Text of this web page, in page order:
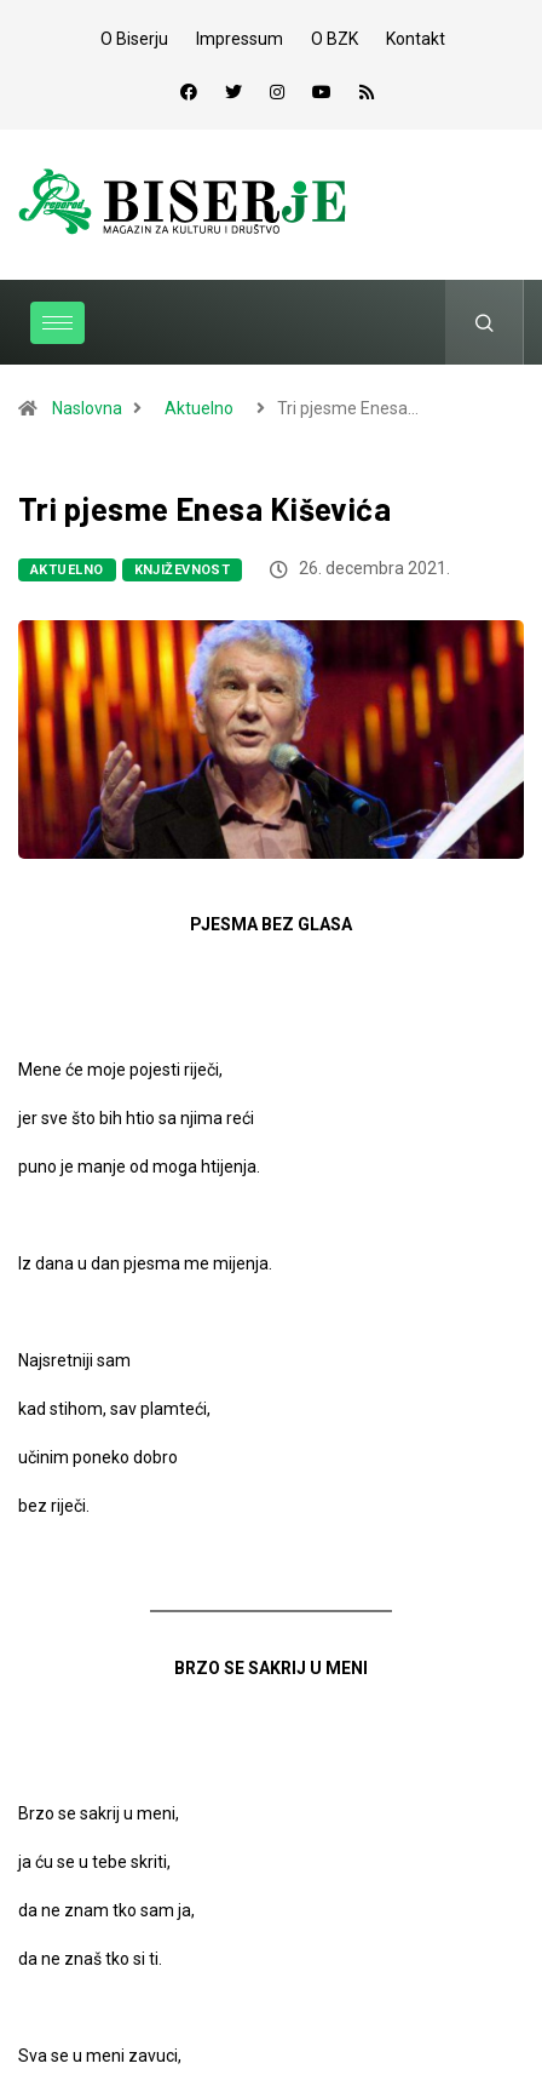
O Biserju Impressum O BZK Kontakt
Naslovna Aktuelno Tri pjesme Enesa…
Tri pjesme Enesa Kiševića
AKTUELNO KNJIŽEVNOST 26. decembra 2021.
PJESMA BEZ GLASA
Mene će moje pojesti riječi,
jer sve što bih htio sa njima reći
puno je manje od moga htijenja.
Iz dana u dan pjesma me mijenja.
Najsretniji sam
kad stihom, sav plamteći,
učinim poneko dobro
bez riječi.
BRZO SE SAKRIJ U MENI
Brzo se sakrij u meni,
ja ću se u tebe skriti,
da ne znam tko sam ja,
da ne znaš tko si ti.
Sva se u meni zavuci,